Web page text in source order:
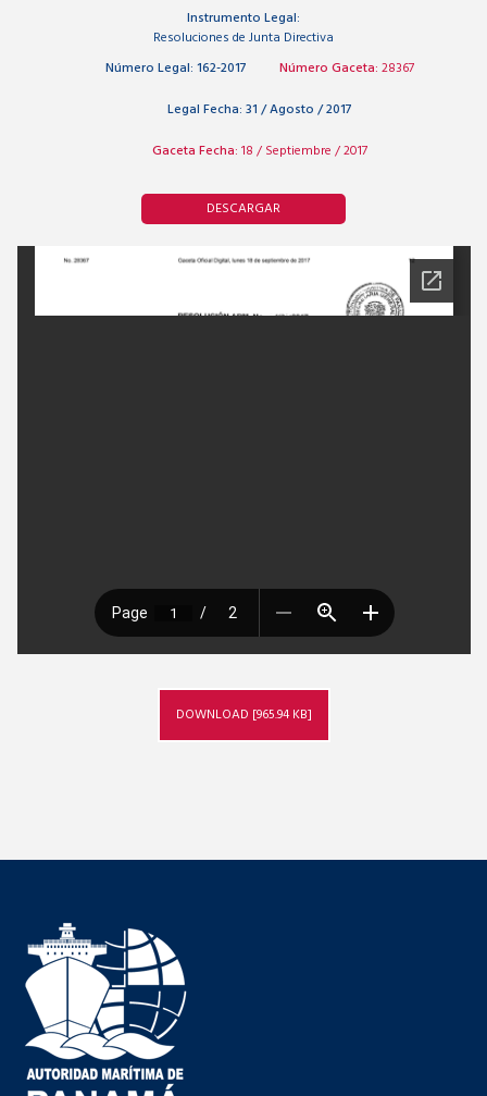
Instrumento Legal:
Resoluciones de Junta Directiva
Número Legal: 162-2017 Número Gaceta: 28367
Legal Fecha: 31 / Agosto / 2017
Gaceta Fecha: 18 / Septiembre / 2017
DESCARGAR
DOWNLOAD [965.94 KB]